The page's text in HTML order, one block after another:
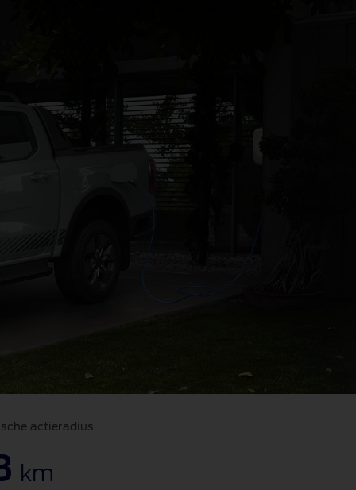
actieradius
km